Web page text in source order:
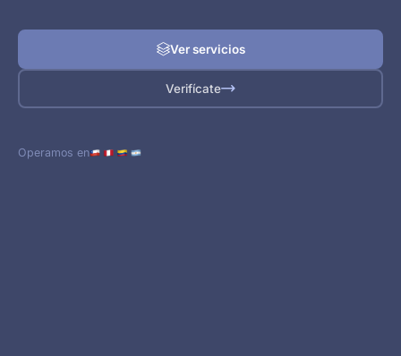
Ver servicios
Verifícate
Operamos en